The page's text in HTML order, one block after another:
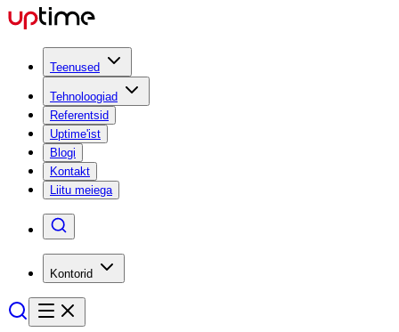
Teenused
Tehnoloogiad
Referentsid
Uptime'ist
Blogi
Kontakt
Liitu meiega
Kontorid